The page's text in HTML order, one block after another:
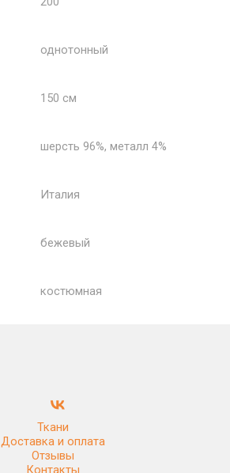
однотонный
150 см
шерсть 96%, металл 4%
Италия
бежевый
костюмная
Ткани
Доставка и оплата
Отзывы
Контакты